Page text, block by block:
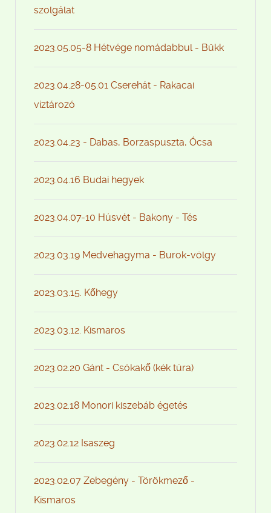
szolgálat
2023.05.05-8 Hétvége nomádabbul - Bükk
2023.04.28-05.01 Cserehát - Rakacai
víztározó
2023.04.23 - Dabas, Borzaspuszta, Ócsa
2023.04.16 Budai hegyek
2023.04.07-10 Húsvét - Bakony - Tés
2023.03.19 Medvehagyma - Burok-völgy
2023.03.15. Kőhegy
2023.03.12. Kismaros
2023.02.20 Gánt - Csókakő (kék túra)
2023.02.18 Monori kiszebáb égetés
2023.02.12 Isaszeg
2023.02.07 Zebegény - Törökmező -
Kismaros